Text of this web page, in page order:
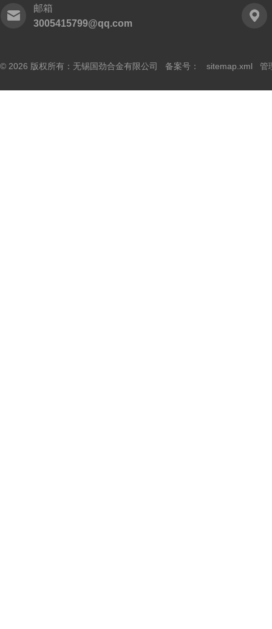
邮箱
3005415799@qq.com
© 2026 版权所有：无锡国劲合金有限公司 备案号： sitemap.xml 管